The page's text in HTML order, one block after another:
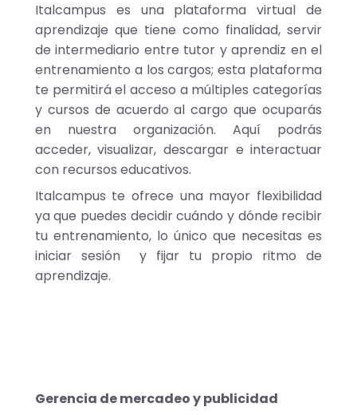
Italcampus es una plataforma virtual de
aprendizaje que tiene como finalidad, servir
de intermediario entre tutor y aprendiz en el
entrenamiento a los cargos; esta plataforma
te permitirá el acceso a múltiples categorías
y cursos de acuerdo al cargo que ocuparás
en nuestra organización. Aquí podrás
acceder, visualizar, descargar e interactuar
con recursos educativos.
Italcampus te ofrece una mayor flexibilidad
ya que puedes decidir cuándo y dónde recibir
tu entrenamiento, lo único que necesitas es
iniciar sesión y fijar tu propio ritmo de
aprendizaje.
Gerencia de mercadeo y publicidad